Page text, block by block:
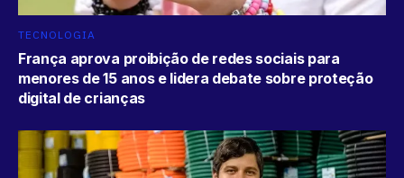
TECNOLOGIA
França aprova proibição de redes sociais para
menores de 15 anos e lidera debate sobre proteção
digital de crianças